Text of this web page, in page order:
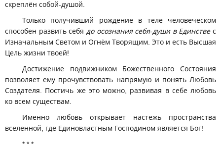
скреплён собой-душой.
Только получивший рождение в теле человеческом
способен развить себя до осознания себя-души в Единствес
Изначальным Светом и Огнём Творящим. Это и есть Высшая
Цель жизни твоей!
Достижение подвижником Божественного Состояния
позволяет ему прочувствовать напрямую и понять Любовь
Создателя. Постичь же это можно, развивая в себе любовь
ко всем существам.
Именно любовь открывает настежь пространства
вселенной, где Единовластным Господином является Бог!
* * *